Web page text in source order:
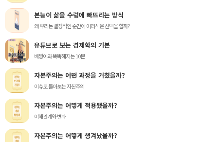
본능이 삶을 수렁에 빠뜨리는 방식
왜 우리는 결정적인 순간에 어리석은 선택을 할까?
유튜브로 보는 경제학의 기본
베짱이와 똑똑해지는 10분
자본주의는 어떤 과정을 거쳤을까?
이슈로 돌아보는 자본주의
자본주의는 어떻게 적용됐을까?
이해관계와 변화
자본주의는 어떻게 생겨났을까?